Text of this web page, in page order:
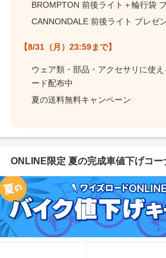
BROMPTON 前後ライト＋輪行袋
CANNONDALE 前後ライト プレゼ
【8/31（月）23:59まで】
ウェア類・部品・アクセサリに使
ード配布中
夏の送料無料キャンペーン
ONLINE限定 夏の完成車値下げコー